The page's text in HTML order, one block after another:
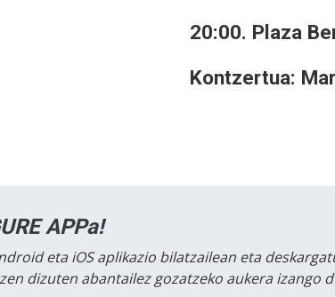
20:00. Plaza
Kontzertua:
APPa!
eta iOS aplikazio bilatzailean eta
dizuten abantailez gozatzeko aukera izango